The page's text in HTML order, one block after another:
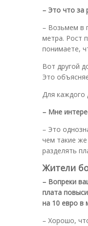
– Это что за
– Возьмем в
метра. Рост
понимаете,
Вот другой
Это
Для каждого
– Мне
– Это
чем такие
разделять
Жители
– Вопреки
плата
на 10 евро в
– Хорошо,